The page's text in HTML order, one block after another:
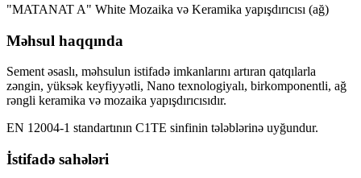
"MATANAT A" White Mozaika və Keramika yapışdırıcısı (ağ)
Məhsul haqqında
Sement əsaslı, məhsulun istifadə imkanlarını artıran qatqılarla
zəngin, yüksək keyfiyyətli, Nano texnologiyalı, birkomponentli, ağ
rəngli keramika və mozaika yapışdırıcısıdır.
EN 12004-1 standartının C1TE sinfinin tələblərinə uyğundur.
İstifadə sahələri